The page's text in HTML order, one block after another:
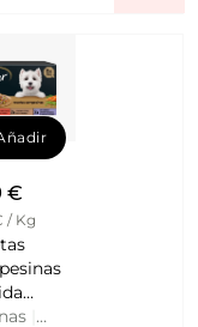
€
/ Kg